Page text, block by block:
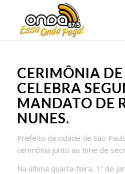
CERIMÔNIA DE
CELEBRA
MANDATO DE
NUNES.
Prefeito da cidade de São
cerimônia junto ao time de
Na última quarta-feira, 1º de